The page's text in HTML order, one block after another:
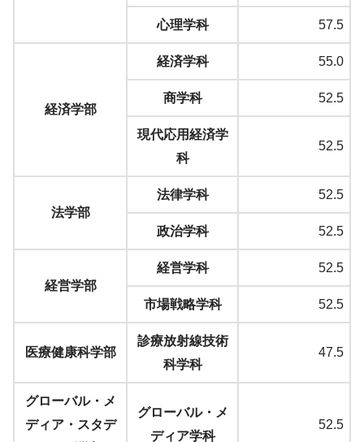
心理学科 57.5
経済学部
経済学科 55.0
商学科 52.5
現代応用経済学
科
52.5
法学部
法律学科 52.5
政治学科 52.5
経営学部
経営学科 52.5
市場戦略学科 52.5
医療健康科学部
診療放射線技術
科学科
47.5
グローバル・メ
ディア・スタデ
グローバル・メ
ディア学科
52.5